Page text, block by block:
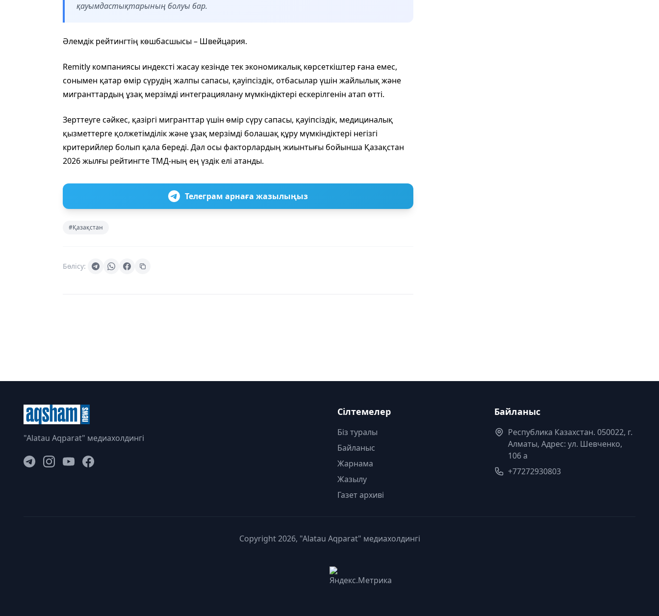
қауымдастықтарының болуы бар.
Әлемдік рейтингтің көшбасшысы – Швейцария.
Remitly компаниясы индексті жасау кезінде тек экономикалық көрсеткіштер ғана емес,
сонымен қатар өмір сүрудің жалпы сапасы, қауіпсіздік, отбасылар үшін жайлылық және
мигранттардың ұзақ мерзімді интеграциялану мүмкіндіктері ескерілгенін атап өтті.
Зерттеуге сәйкес, қазіргі мигранттар үшін өмір сүру сапасы, қауіпсіздік, медициналық
қызметтерге қолжетімділік және ұзақ мерзімді болашақ құру мүмкіндіктері негізгі
критерийлер болып қала береді. Дәл осы факторлардың жиынтығы бойынша Қазақстан
2026 жылғы рейтингте ТМД-ның ең үздік елі атанды.
Телеграм арнаға жазылыңыз
#Қазақстан
Бөлісу:
"Alatau Aqparat" медиахолдингі
Сілтемелер
Біз туралы
Байланыс
Жарнама
Жазылу
Газет архиві
Байланыс
Республика Казахстан. 050022, г.
Алматы, Адрес: ул. Шевченко,
106 а
+77272930803
Copyright 2026, "Alatau Aqparat" медиахолдингі